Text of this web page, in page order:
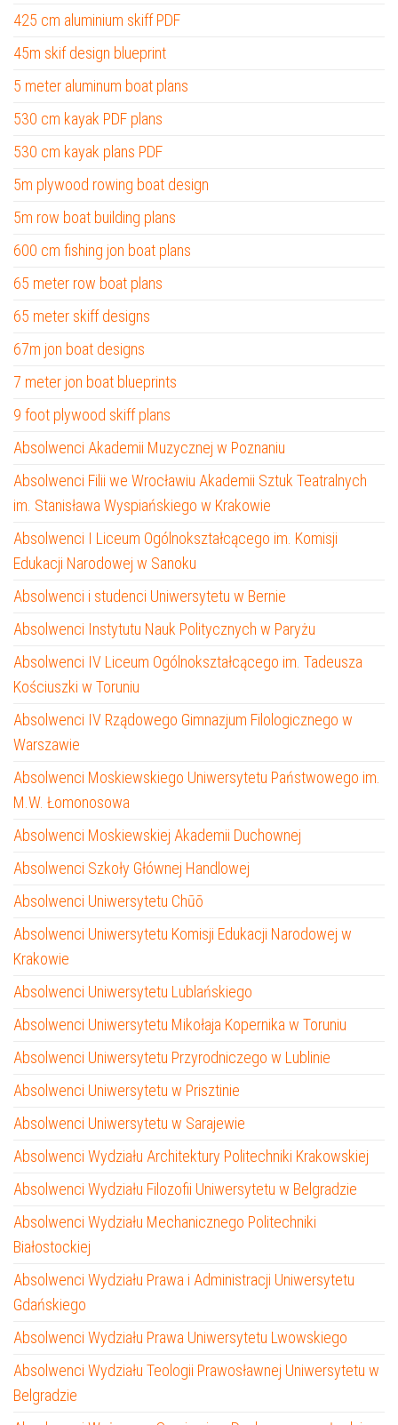
425 cm aluminium skiff PDF
45m skif design blueprint
5 meter aluminum boat plans
530 cm kayak PDF plans
530 cm kayak plans PDF
5m plywood rowing boat design
5m row boat building plans
600 cm fishing jon boat plans
65 meter row boat plans
65 meter skiff designs
67m jon boat designs
7 meter jon boat blueprints
9 foot plywood skiff plans
Absolwenci Akademii Muzycznej w Poznaniu
Absolwenci Filii we Wrocławiu Akademii Sztuk Teatralnych
im. Stanisława Wyspiańskiego w Krakowie
Absolwenci I Liceum Ogólnokształcącego im. Komisji
Edukacji Narodowej w Sanoku
Absolwenci i studenci Uniwersytetu w Bernie
Absolwenci Instytutu Nauk Politycznych w Paryżu
Absolwenci IV Liceum Ogólnokształcącego im. Tadeusza
Kościuszki w Toruniu
Absolwenci IV Rządowego Gimnazjum Filologicznego w
Warszawie
Absolwenci Moskiewskiego Uniwersytetu Państwowego im.
M.W. Łomonosowa
Absolwenci Moskiewskiej Akademii Duchownej
Absolwenci Szkoły Głównej Handlowej
Absolwenci Uniwersytetu Chūō
Absolwenci Uniwersytetu Komisji Edukacji Narodowej w
Krakowie
Absolwenci Uniwersytetu Lublańskiego
Absolwenci Uniwersytetu Mikołaja Kopernika w Toruniu
Absolwenci Uniwersytetu Przyrodniczego w Lublinie
Absolwenci Uniwersytetu w Prisztinie
Absolwenci Uniwersytetu w Sarajewie
Absolwenci Wydziału Architektury Politechniki Krakowskiej
Absolwenci Wydziału Filozofii Uniwersytetu w Belgradzie
Absolwenci Wydziału Mechanicznego Politechniki
Białostockiej
Absolwenci Wydziału Prawa i Administracji Uniwersytetu
Gdańskiego
Absolwenci Wydziału Prawa Uniwersytetu Lwowskiego
Absolwenci Wydziału Teologii Prawosławnej Uniwersytetu w
Belgradzie